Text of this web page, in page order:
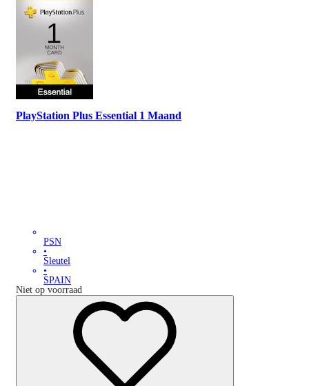
PlayStation Plus Essential 1 Maand
PSN
•
Sleutel
•
SPAIN
Niet op voorraad